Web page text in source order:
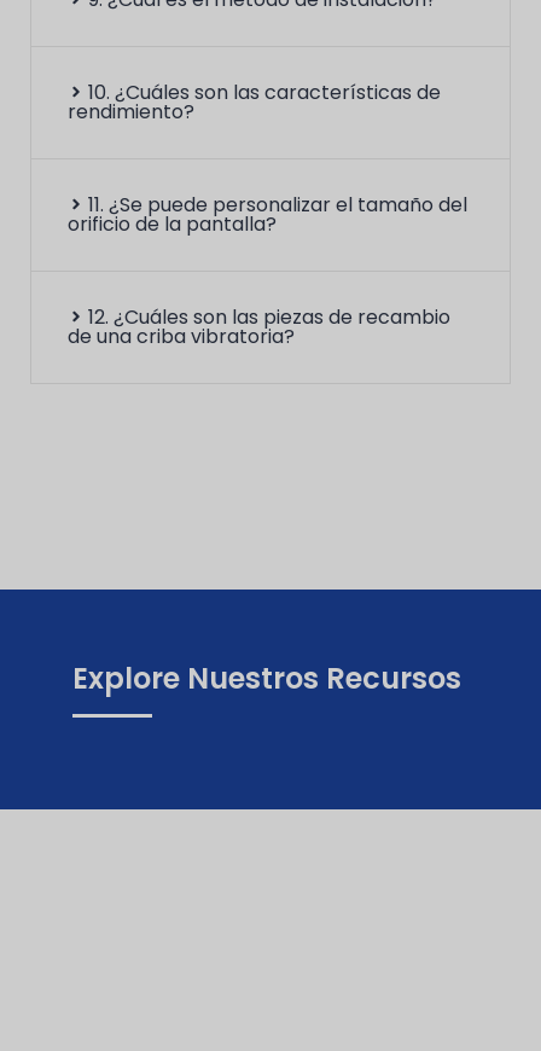
10. ¿Cuáles son las características de
rendimiento?
11. ¿Se puede personalizar el tamaño del
orificio de la pantalla?
12. ¿Cuáles son las piezas de recambio
de una criba vibratoria?
Explore Nuestros Recursos